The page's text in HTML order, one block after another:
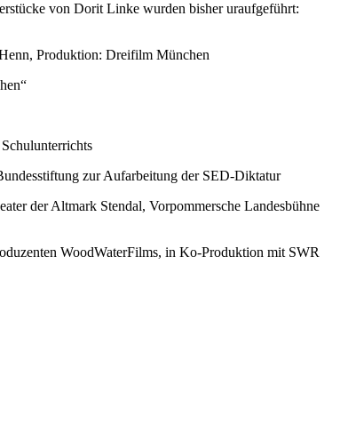
von Dorit Linke wurden bisher uraufgeführt:
Produktion: Dreifilm München
zur Aufarbeitung der SED-Diktatur
der Altmark Stendal, Vorpommersche Landesbühne
WoodWaterFilms, in Ko-Produktion mit SWR